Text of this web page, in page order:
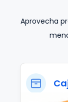
Aprovecha